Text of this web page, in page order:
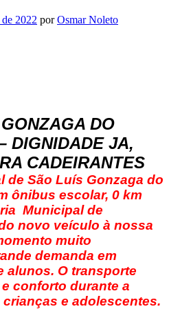
2022 porOsmar Noleto
DO
DIGNIDADE JA,
CADEIRANTES
de São Luís Gonzaga do
ônibus escolar, 0 km
Municipal de
novo veículo à nossa
muito
demanda em
alunos. O transporte
conforto durante a
e adolescentes.